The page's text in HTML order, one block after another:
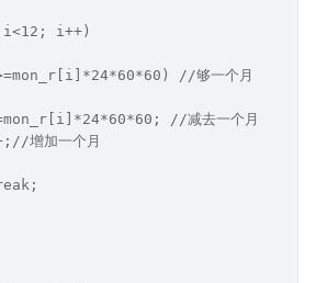
i++)
//够一个月
//减去一个月
增加一个月